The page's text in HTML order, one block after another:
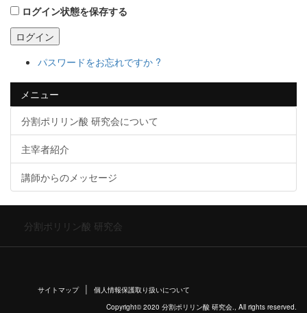
ログイン状態を保存する
ログイン
パスワードをお忘れですか ?
メニュー
分割ポリリン酸 研究会について
主宰者紹介
講師からのメッセージ
分割ポリリン酸 研究会
サイトマップ
個人情報保護取り扱いについて
Copyright© 2020 分割ポリリン酸 研究会., All rights reserved.